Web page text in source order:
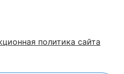
политика сайта